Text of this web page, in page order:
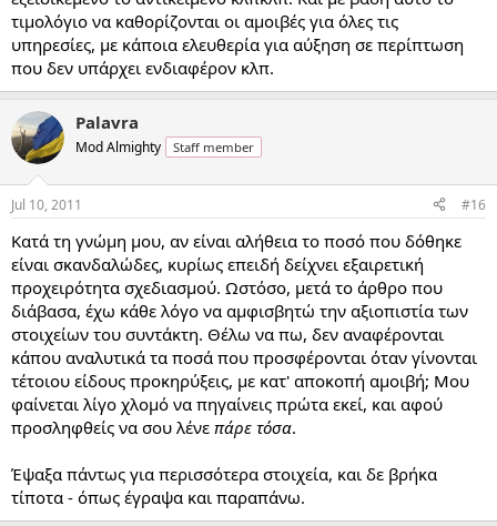
τιμολόγιο να καθορίζονται οι αμοιβές για όλες τις
υπηρεσίες, με κάποια ελευθερία για αύξηση σε περίπτωση
που δεν υπάρχει ενδιαφέρον κλπ.
Palavra
Mod Almighty Staff member
Jul 10, 2011 #16
Κατά τη γνώμη μου, αν είναι αλήθεια το ποσό που δόθηκε
είναι σκανδαλώδες, κυρίως επειδή δείχνει εξαιρετική
προχειρότητα σχεδιασμού. Ωστόσο, μετά το άρθρο που
διάβασα, έχω κάθε λόγο να αμφισβητώ την αξιοπιστία των
στοιχείων του συντάκτη. Θέλω να πω, δεν αναφέρονται
κάπου αναλυτικά τα ποσά που προσφέρονται όταν γίνονται
τέτοιου είδους προκηρύξεις, με κατ' αποκοπή αμοιβή; Μου
φαίνεται λίγο χλομό να πηγαίνεις πρώτα εκεί, και αφού
προσληφθείς να σου λένε πάρε τόσα.
Έψαξα πάντως για περισσότερα στοιχεία, και δε βρήκα
τίποτα - όπως έγραψα και παραπάνω.